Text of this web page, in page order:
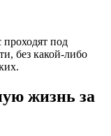
под
без какой-либо
жизнь за